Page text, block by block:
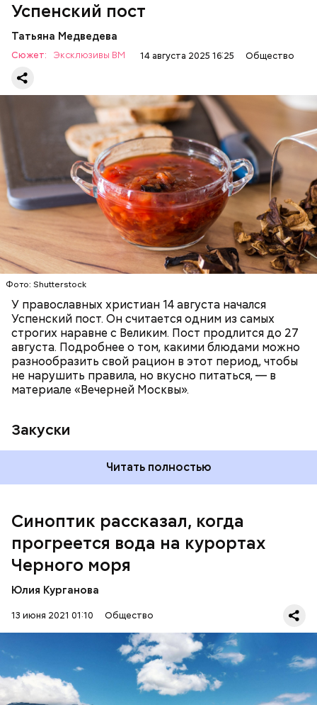
Успенский пост
Татьяна Медведева
Сюжет: Эксклюзивы ВМ 14 августа 2025 16:25 Общество
Фото: Shutterstock
У православных христиан 14 августа начался
Успенский пост. Он считается одним из самых
строгих наравне с Великим. Пост продлится до 27
августа. Подробнее о том, какими блюдами можно
разнообразить свой рацион в этот период, чтобы
не нарушить правила, но вкусно питаться, — в
материале «Вечерней Москвы».
Закуски
Баклажаны с овощами
Читать полностью
ПРАВОСЛАВИЕ ЕДА РЕЦЕПТЫ
Синоптик рассказал, когда
прогреется вода на курортах
Черного моря
Юлия Курганова
13 июня 2021 01:10 Общество
По словам Вильфанда, с середины следующей
прогреваться, потому что на юг России придет
потепление. Температура воздуха будет там выше
нормы уже к середине следующей недели — плюс
24-28 градусов, передает
Читайте также:Синоптик предупредил о переносе
купального сезона в Москве и Подмосковье